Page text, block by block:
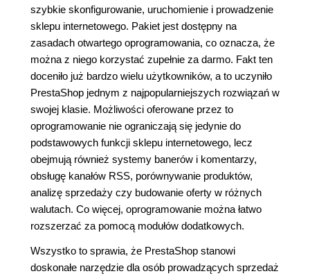
szybkie skonfigurowanie, uruchomienie i prowadzenie
sklepu internetowego. Pakiet jest dostępny na
zasadach otwartego oprogramowania, co oznacza, że
można z niego korzystać zupełnie za darmo. Fakt ten
doceniło już bardzo wielu użytkowników, a to uczyniło
PrestaShop jednym z najpopularniejszych rozwiązań w
swojej klasie. Możliwości oferowane przez to
oprogramowanie nie ograniczają się jedynie do
podstawowych funkcji sklepu internetowego, lecz
obejmują również systemy banerów i komentarzy,
obsługę kanałów RSS, porównywanie produktów,
analizę sprzedaży czy budowanie oferty w różnych
walutach. Co więcej, oprogramowanie można łatwo
rozszerzać za pomocą modułów dodatkowych.
Wszystko to sprawia, że PrestaShop stanowi
doskonałe narzędzie dla osób prowadzących sprzedaż